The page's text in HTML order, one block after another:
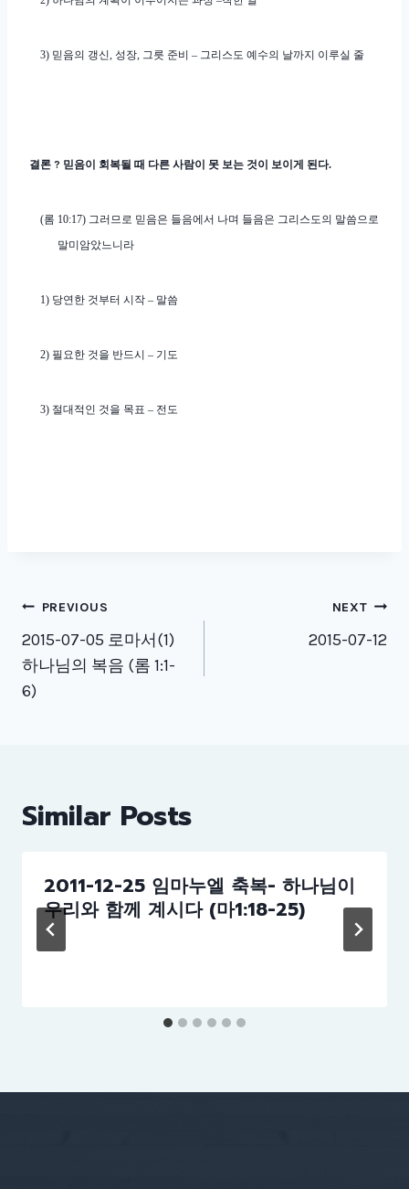
3) 믿음의 갱신,성장, 그릇 준비– 그리스도 예수의 날까지 이루실 줄
결론 ? 믿음이 회복될 때 다른 사람이 못 보는 것이 보이게 된다.
(롬 10:17) 그러므로 믿음은 들음에서 나며 들음은 그리스도의 말씀으로
말미암았느니라
1) 당연한 것부터 시작– 말씀
2) 필요한 것을 반드시– 기도
3) 절대적인 것을 목표– 전도
Post
navigation
PREVIOUS
2015-07-05 로마서(1)
하나님의 복음 (롬 1:1-
6)
NEXT
2015-07-12
Similar Posts
2011-12-25 임마누엘 축복- 하나님이
우리와 함께 계시다 (마1:18-25)